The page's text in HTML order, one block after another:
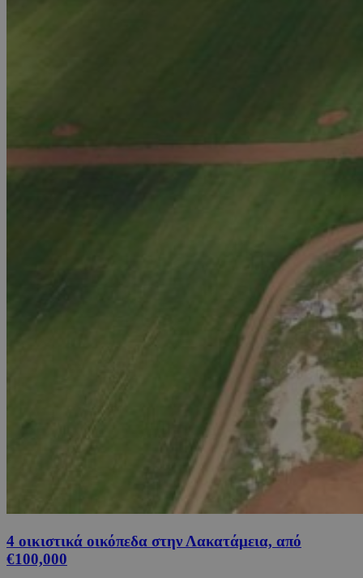
4 οικιστικά οικόπεδα στην Λακατάμεια, από
€100,000